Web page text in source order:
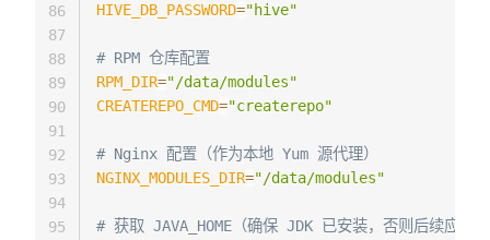
HIVE_DB_PASSWORD="hive"
# RPM 仓库配置
RPM_DIR="/data/modules"
CREATEREPO_CMD="createrepo"
# Nginx 配置（作为本地 Yum 源代理）
NGINX_MODULES_DIR="/data/modules"
# 获取 JAVA_HOME（确保 JDK 已安装，否则后续应
86
87
88
89
90
91
92
93
94
95